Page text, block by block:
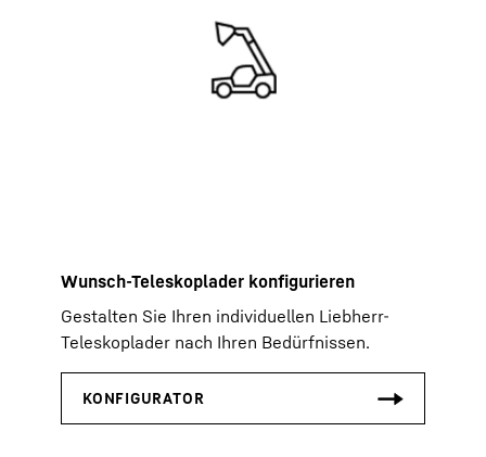
Wunsch-Teleskoplader konfigurieren
Gestalten Sie Ihren individuellen Liebherr-
Teleskoplader nach Ihren Bedürfnissen.